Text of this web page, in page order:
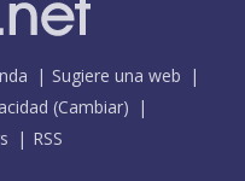
Sugiere una web
(Cambiar)
RSS